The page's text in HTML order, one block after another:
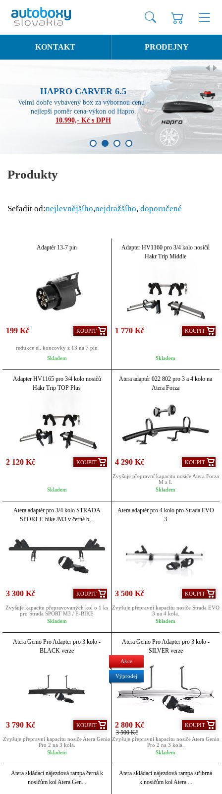
KONTAKT PRODEJNY
HAPRO CARVER 6.5
Velmi dobře vybavený box za výbornou cenu -
nejlepší poměr cena-výkon od Hapro.
10.990,- Kč s DPH
Produkty
Seřadit od:nejlevnějšího,nejdražšího, doporučené
Adaptér 13-7 pin
199 Kč KOUPIT
redukce el. koncovky z 13 na 7 pin
Skladem
Adapter HV1160 pro 3/4 kolo nosičů
Hakr Trip Middle
1 770 Kč KOUPIT
Skladem
Adapter HV1165 pro 3/4 kolo nosičů
Hakr Trip TOP Plus
2 120 Kč KOUPIT
Skladem
Atera adaptér 022 802 pro 3 a 4 kolo na
Atera Forza
4 290 Kč KOUPIT
Zvyšuje přepravní kapacitu nosiče Atera Forza
M a L
Skladem
Atera adaptér pro 3/4 kolo STRADA
SPORT E-bike /M3 v černé b...
3 300 Kč KOUPIT
Zvyšuje kapacitu přepravovaných kol o 1 ks
pro Strada SPORT M3 / E-BIKE
Skladem
Atera adaptér pro 4 kolo pro Strada EVO
3
3 500 Kč KOUPIT
Zvyšuje přepravní kapacitu nosiče Strada EVO
3 na 4 kola.
Skladem
Atera Genio Pro Adapter pro 3 kolo -
BLACK verze
3 790 Kč KOUPIT
Zvyšuje přepravní kapacitu nosiče Atera Genio
Pro 2 na 3 kola.
Skladem
Akce
Výprodej
Atera Genio Pro Adapter pro 3 kolo -
SILVER verze
2 800 Kč
3 500 Kč
KOUPIT
Zvyšuje přepravní kapacitu nosiče Atera Genio
Pro 2 na 3 kola.
Skladem
Atera skládací nájezdová rampa černá k
nosičům kol Atera Gen...
Atera skládací nájezdová rampa stříbrná
k nosičům kol Atera ...